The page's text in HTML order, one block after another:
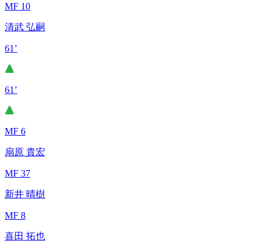
MF 10
清武 弘嗣
61’
61’
MF 6
扇原 貴宏
MF 37
新井 晴樹
MF 8
喜田 拓也